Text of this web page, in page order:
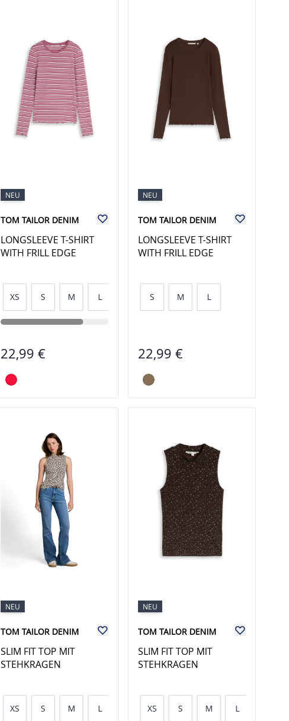
NEU
TOM TAILOR DENIM
LONGSLEEVE T-SHIRT
WITH FRILL EDGE
XS S M L
22,99 €
NEU
TOM TAILOR DENIM
LONGSLEEVE T-SHIRT
WITH FRILL EDGE
S M L
22,99 €
NEU
TOM TAILOR DENIM
SLIM FIT TOP MIT
STEHKRAGEN
XS S M L
NEU
TOM TAILOR DENIM
SLIM FIT TOP MIT
STEHKRAGEN
XS S M L